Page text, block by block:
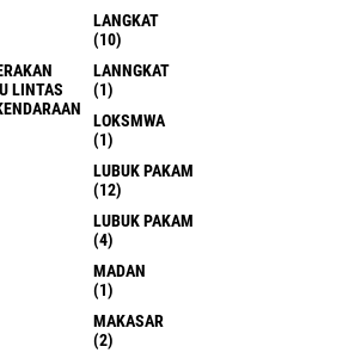
LANGKAT
(10)
LINTAS
LANNGKAT
(1)
LOKSMWA
(1)
LUBUK PAKAM
(12)
LUBUK PAKAM
(4)
MADAN
(1)
MAKASAR
(2)